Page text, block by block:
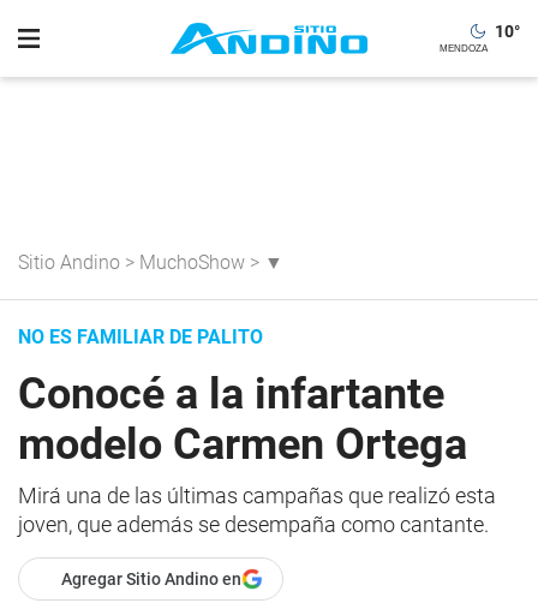
10°
Sitio Andino > MuchoShow > ▼
NO ES FAMILIAR DE PALITO
Conocé a la infartante
modelo Carmen Ortega
Mirá una de las últimas campañas que realizó esta
joven, que además se desempaña como cantante.
Agregar Sitio Andino en